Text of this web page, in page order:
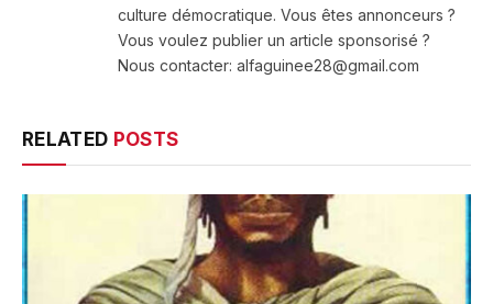
culture démocratique. Vous êtes annonceurs ?
Vous voulez publier un article sponsorisé ?
Nous contacter: alfaguinee28@gmail.com
RELATED POSTS